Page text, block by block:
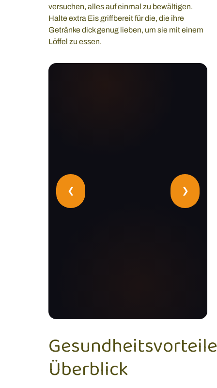
versuchen, alles auf einmal zu bewältigen.
Halte extra Eis griffbereit für die, die ihre
Getränke dick genug lieben, um sie mit einem
Löffel zu essen.
❮ ❯
Gesundheitsvorteile
Überblick